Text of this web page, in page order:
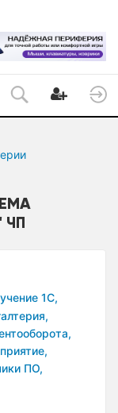
ЧП
1С,
ПО,